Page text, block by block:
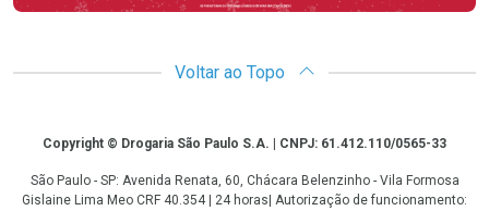
Voltar ao Topo
CopyrightCopyright © Drogaria São Paulo S.A. | CNPJ: 61.412.110/0565-33
São Paulo - SP: Avenida Renata, 60, Chácara Belenzinho - Vila Formosa
Gislaine Lima Meo CRF 40.354 | 24 horas| Autorização de funcionamento: